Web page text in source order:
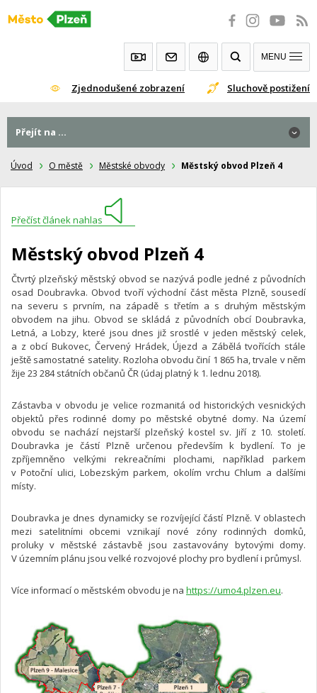
Přeskočit
Zjednodušené zobrazení Sluchově postižení
MENU
Úvod O městě Městské obvody Městský obvod Plzeň 4
Přečíst článek nahlas
Městský obvod Plzeň 4
Čtvrtý plzeňský městský obvod se nazývá podle jedné z původních
osad Doubravka. Obvod tvoří východní část města Plzně, sousedí
na severu s prvním, na západě s třetím a s druhým městským
obvodem na jihu. Obvod se skládá z původních obcí Doubravka,
Letná, a Lobzy, které jsou dnes již srostlé v jeden městský celek,
a z obcí Bukovec, Červený Hrádek, Újezd a Zábělá tvořících stále
ještě samostatné satelity. Rozloha obvodu činí 1 865 ha, trvale v něm
žije 23 284 státních občanů ČR (údaj platný k 1. lednu 2018).
Zástavba v obvodu je velice rozmanitá od historických vesnických
objektů přes rodinné domy po městské obytné domy. Na území
obvodu se nachází nejstarší plzeňský kostel sv. Jiří z 10. století.
Doubravka je částí Plzně určenou především k bydlení. To je
zpříjemněno velkými rekreačními plochami, například parkem
v Potoční ulici, Lobezským parkem, okolím vrchu Chlum a dalšími
místy.
Doubravka je dnes dynamicky se rozvíjející částí Plzně. V oblastech
mezi satelitními obcemi vznikají nové zóny rodinných domků,
proluky v městské zástavbě jsou zastavovány bytovými domy.
V územním plánu jsou velké rozvojové plochy pro bydlení i průmysl.
Více informací o městském obvodu je na https://umo4.plzen.eu.
Přejít na ...